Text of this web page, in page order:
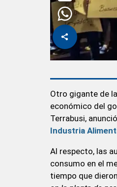
Otro gigante de
económico del
Terrabusi,
Industria
Al respecto, las
consumo en el
tiempo que